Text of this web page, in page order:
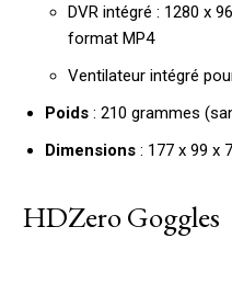
DVR intégré : 1280 x
format MP4
Ventilateur intégré
Poids : 210 grammes
Dimensions : 177 x 99 x
HDZero Goggles